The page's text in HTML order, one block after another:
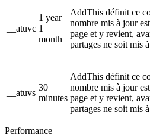
__atuvc
1 year
1
month
AddThis définit ce
nombre mis à jour
page et y revient,
partages ne soit mis
__atuvs
30
minutes
AddThis définit ce
nombre mis à jour
page et y revient,
partages ne soit mis
Performance